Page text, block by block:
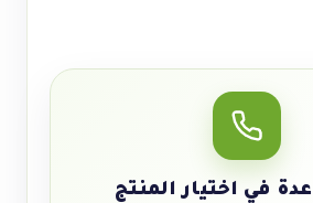
في اختيار المنتج